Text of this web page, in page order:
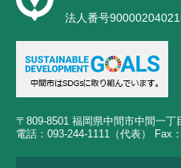
法人番号
〒809-8501 福岡県中間市中間一丁
電話：093-244-1111（代表） Fax